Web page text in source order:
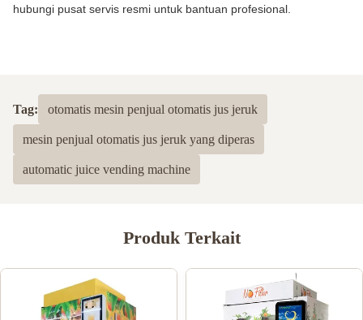
hubungi pusat servis resmi untuk bantuan profesional.
Tag: otomatis mesin penjual otomatis jus jeruk
mesin penjual otomatis jus jeruk yang diperas
automatic juice vending machine
Produk Terkait